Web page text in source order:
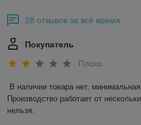
28 отзывов за всё время
Покупатель
Плохо
В наличии товара нет,
Производство работает от
нельзя.